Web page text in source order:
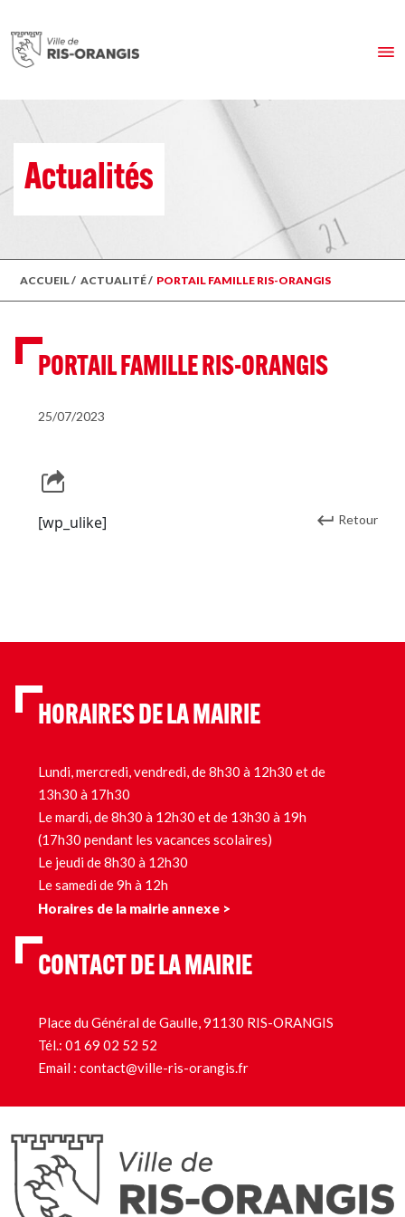
Actualités
ACCUEIL/ ACTUALITÉ/ PORTAIL FAMILLE RIS-ORANGIS
PORTAIL FAMILLE RIS-ORANGIS
25/07/2023
[wp_ulike] Retour
HORAIRES DE LA MAIRIE
Lundi, mercredi, vendredi, de 8h30 à 12h30 et de
13h30 à 17h30
Le mardi, de 8h30 à 12h30 et de 13h30 à 19h
(17h30 pendant les vacances scolaires)
Le jeudi de 8h30 à 12h30
Le samedi de 9h à 12h
Horaires de la mairie annexe >
CONTACT DE LA MAIRIE
Place du Général de Gaulle, 91130 RIS-ORANGIS
Tél.: 01 69 02 52 52
Email : contact@ville-ris-orangis.fr